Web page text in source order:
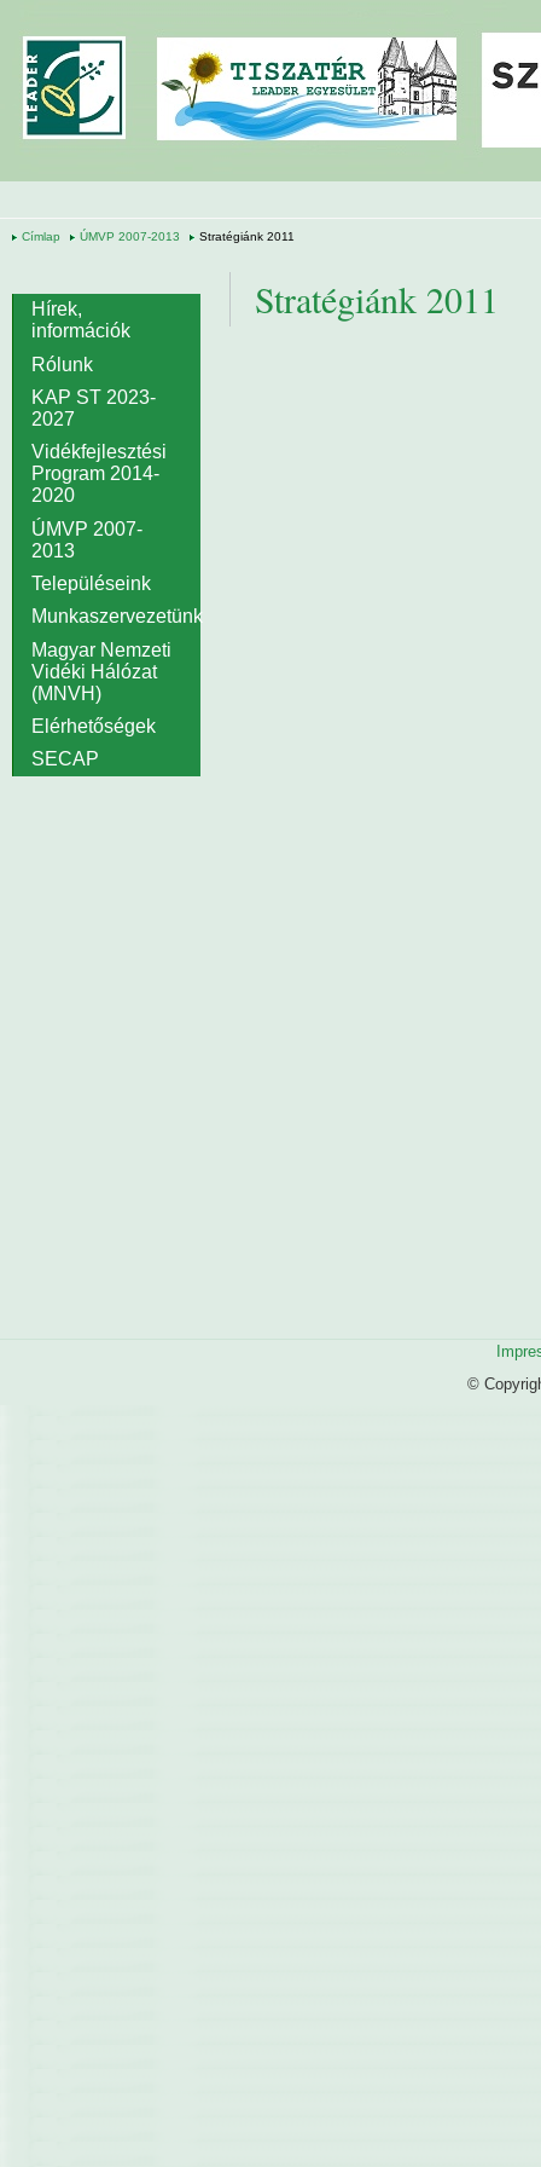
Címlap ÚMVP 2007-2013 Stratégiánk 2011
Stratégiánk 2011
Hírek,
információk
Rólunk
KAP ST 2023-
2027
Vidékfejlesztési
Program 2014-
2020
ÚMVP 2007-
2013
Településeink
Munkaszervezetünk
Magyar Nemzeti
Vidéki Hálózat
(MNVH)
Elérhetőségek
SECAP
©